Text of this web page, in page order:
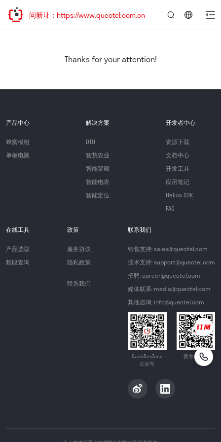
欢迎访问新址：https://www.quectel.com.cn
Thanks for your attention!
产品中心
蜂窝模组
单板电脑
解决方案
DTU
智慧农业
智能穿戴
智能电表
智能定位
开发者中心
资源下载
文档中心
开发工具
应用笔记
Helios SDK
FAQ
在线工具
产品选型
频段查询
政策
服务协议
隐私政策
联系我们
联系我们
销售支持: sales@quectel.com
技术支持: support@quectel.com
招聘: career@quectel.com
媒体联系: media@quectel.com
其他咨询: info@quectel.com
QuecDevZone
公众号
官方公众号